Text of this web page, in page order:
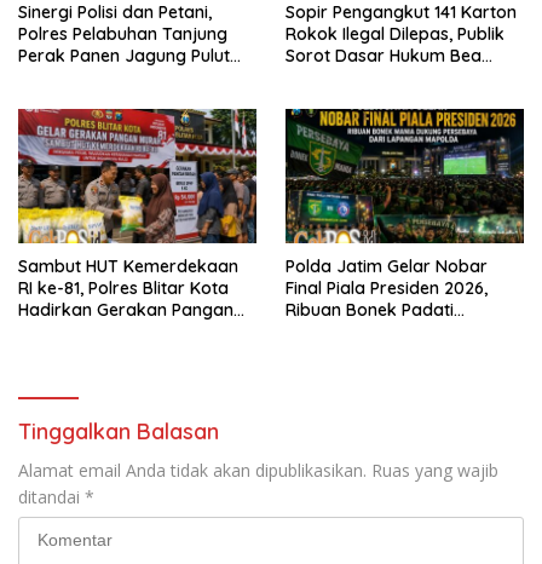
Sinergi Polisi dan Petani,
Polres Pelabuhan Tanjung
Perak Panen Jagung Pulut
Sopir Pengangkut 141 Karton
Rokok Ilegal Dilepas, Publik
Sorot Dasar Hukum Bea
Sambut HUT Kemerdekaan
RI ke-81, Polres Blitar Kota
Hadirkan Gerakan Pangan
Polda Jatim Gelar Nobar
Final Piala Presiden 2026,
Ribuan Bonek Padati
Tinggalkan Balasan
Alamat email Anda tidak akan dipublikasikan. Ruas yang wajib
ditandai *